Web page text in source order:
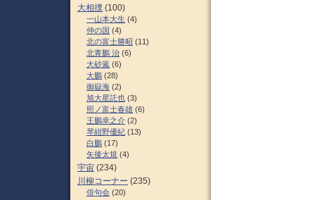
大相撲 (100)
一山本大生 (4)
仲の国 (4)
北の富士勝昭 (11)
北青鵬 治 (6)
大砂嵐 (6)
大鵬 (28)
御嶽海 (2)
旭大星託也 (3)
照ノ富士春雄 (6)
王鵬幸之介 (2)
琴紺野優紀 (13)
白鵬 (17)
矢後太規 (4)
宇宙 (234)
川柳コーナー (235)
俳句会 (20)